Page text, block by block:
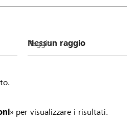
Raggio
» per visualizzare i risultati.